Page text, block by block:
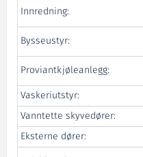
Innredning:
Bysseustyr:
Proviantkjøleanlegg:
Vaskeriutstyr:
Vanntette skyvedører:
Eksterne dører: